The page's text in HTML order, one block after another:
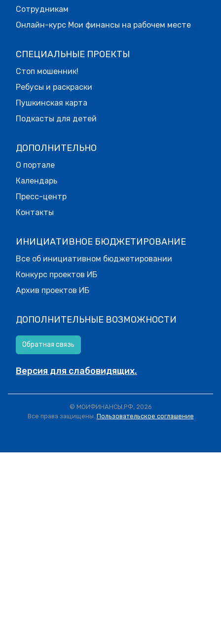
Сотрудникам
Онлайн-курс Мои финансы на рабочем месте
СПЕЦИАЛЬНЫЕ ПРОЕКТЫ
Стоп мошенник!
Ребусы и раскраски
Пушкинская карта
Подкасты для детей
ДОПОЛНИТЕЛЬНО
О портале
Календарь
Пресс-центр
Контакты
ИНИЦИАТИВНОЕ БЮДЖЕТИРОВАНИЕ
Все об инициативном бюджетировании
Конкурс проектов ИБ
Архив проектов ИБ
ДОПОЛНИТЕЛЬНЫЕ ВОЗМОЖНОСТИ
Обратная связь
Версия для слабовидящих.
© МОИФИНАНСЫ.РФ, 2026
Все права защищены. Пользовательское соглашение